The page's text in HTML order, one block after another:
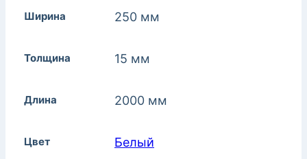
Ширина 250 мм
Толщина 15 мм
Длина 2000 мм
Цвет Белый